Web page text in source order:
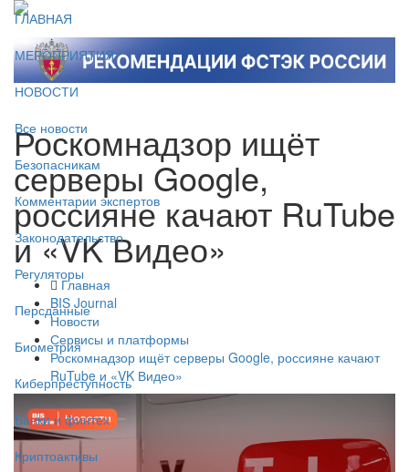
ГЛАВНАЯ
МЕРОПРИЯТИЯ
НОВОСТИ
Все новости
Безопасникам
Комментарии экспертов
Законодательство
Регуляторы
Персданные
Биометрия
Киберпреступность
Банки и финтех
Криптоактивы
Роскомнадзор ищёт
серверы Google,
россияне качают RuTube
и «VK Видео»
Главная
BIS Journal
Новости
Сервисы и платформы
Роскомнадзор ищёт серверы Google, россияне качают
RuTube и «VK Видео»